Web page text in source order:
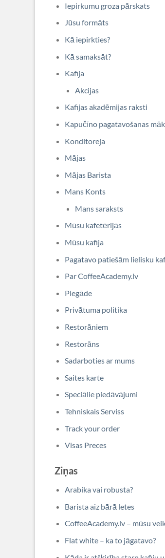
Iepirkumu groza pārskats
Jūsu formāts
Kā iepirkties?
Kā samaksāt?
Kafija
Akcijas
Kafijas akadēmijas raksti
Kapučīno pagatavošanas
Konditoreja
Mājas
Mājas Barista
Mans Konts
Mans saraksts
Mūsu kafetērijās
Mūsu kafija
Pagatavo patiešām lielisku
Par CoffeeAcademy.lv
Piegāde
Privātuma politika
Restorāniem
Restorāns
Sadarboties ar mums
Saites karte
Speciālie piedāvājumi
Tehniskais Serviss
Track your order
Visas Preces
Ziņas
Arabika vai robusta?
Barista aiz bārā letes
CoffeeAcademy.lv – mūsu
Flat white – ka to jāgatavo?